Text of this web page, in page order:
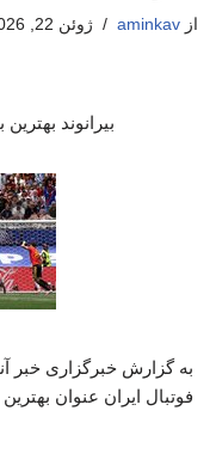
از aminkav ژوئن 22, 2026
بیرانوند
به گزارش خبرگزاری خبر